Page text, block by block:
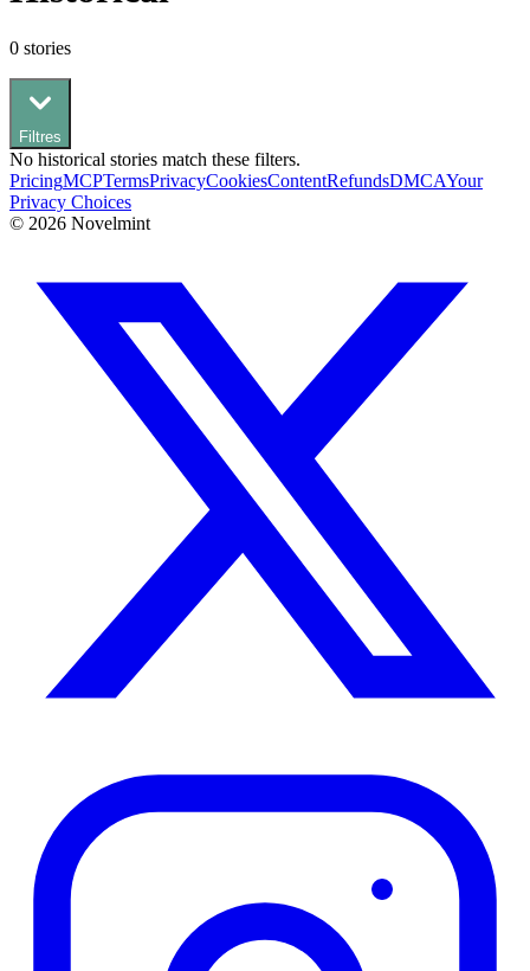
0 stories
Filtres
No historical stories match these filters.
PricingMCPTermsPrivacyCookiesContentRefundsDMCAYour
Privacy Choices
© 2026 Novelmint